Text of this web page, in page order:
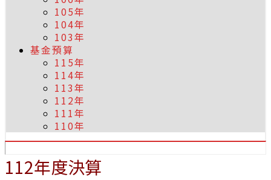
105年
104年
103年
基金預算
115年
114年
113年
112年
111年
110年
112年度決算